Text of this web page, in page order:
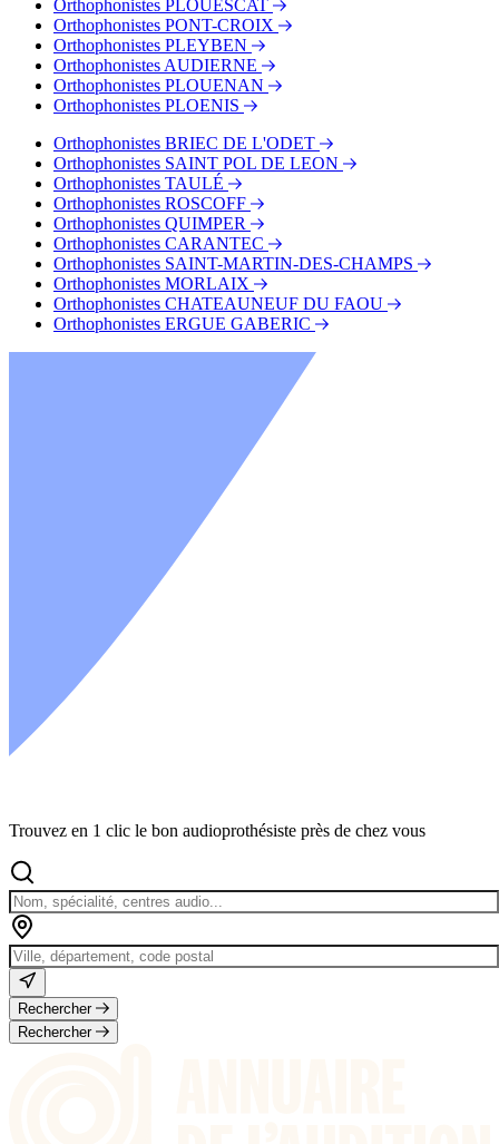
Orthophonistes PLOUESCAT
Orthophonistes PONT-CROIX
Orthophonistes PLEYBEN
Orthophonistes AUDIERNE
Orthophonistes PLOUENAN
Orthophonistes PLOENIS
Orthophonistes BRIEC DE L'ODET
Orthophonistes SAINT POL DE LEON
Orthophonistes TAULÉ
Orthophonistes ROSCOFF
Orthophonistes QUIMPER
Orthophonistes CARANTEC
Orthophonistes SAINT-MARTIN-DES-CHAMPS
Orthophonistes MORLAIX
Orthophonistes CHATEAUNEUF DU FAOU
Orthophonistes ERGUE GABERIC
Trouvez en 1 clic le bon audioprothésiste près de chez vous
Rechercher
Rechercher